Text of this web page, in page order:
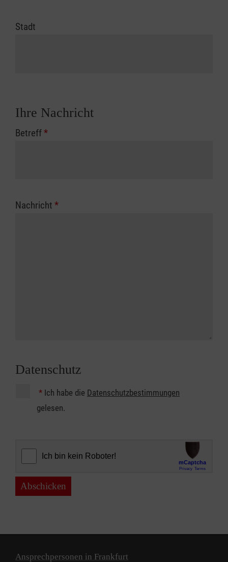
Stadt
Ihre Nachricht
Betreff*
Nachricht *
Datenschutz
* Ich habe die Datenschutzbestimmungen
gelesen.
Abschicken
Ansprechpersonen in Frankfurt